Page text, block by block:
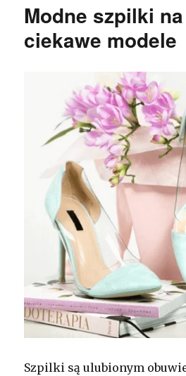
Modne szpilki
ciekawe modele
Szpilki są ulubionym